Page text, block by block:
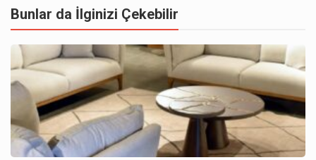
Bunlar da İlginizi Çekebilir